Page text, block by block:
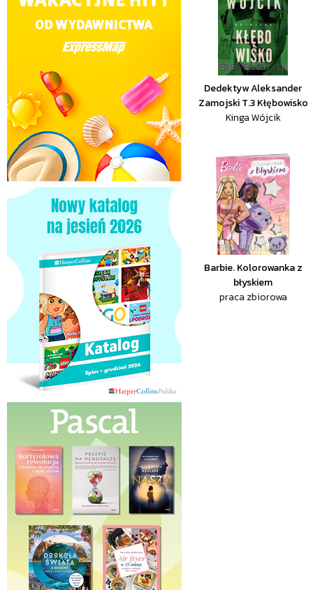
Dedektyw Aleksander
Zamojski T.3 Kłębowisko
Kinga Wójcik
Barbie. Kolorowanka z
błyskiem
praca zbiorowa